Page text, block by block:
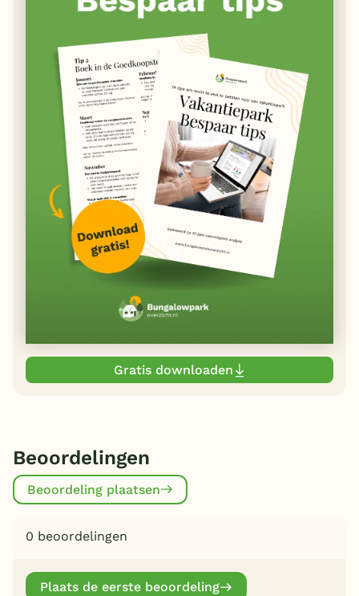
Gratis downloaden
Beoordelingen
Beoordeling plaatsen
0 beoordelingen
Plaats de eerste beoordeling